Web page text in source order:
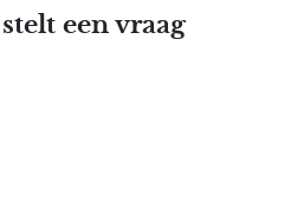
Overslaan en naar de inhoud
een vraag